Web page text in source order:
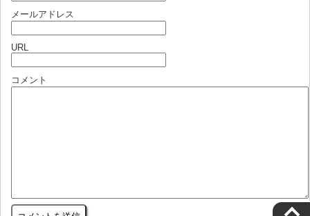
メールアドレス
URL
コメント